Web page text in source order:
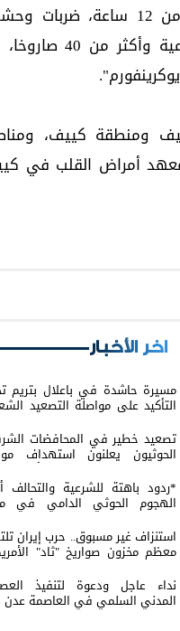
وقال زيلينسكي: "هجوم روسي هائل على أوكرانيا استمر لأكثر من 12 ساعة،
إرهاب متعمد وموجه ضد مدن عادية. نحو 500 طائرة مسيرة
ومنطقة كييف،
معهد أمراض القلب في
اخر الأخبار
مسيرة حاشدة في باعلال بتريم
التأكيد على مواصلة التصعيد
تصعيد خطير في المحافضات
الحوثيون يعلنون استهداف
عسكرية في حضرموت ومأرب
بوابل من الصواريخ والطائرات
*ردود باهتة للشرعية والتحالف
الهجوم الحوثي الدامي في
استنزاف غير مسبوق.. حرب إيران
معظم مخزون صواريخ "ثاد"
نداء عاجل ودعوة لتنفيذ
المدني السلمي في العاصمة عدن